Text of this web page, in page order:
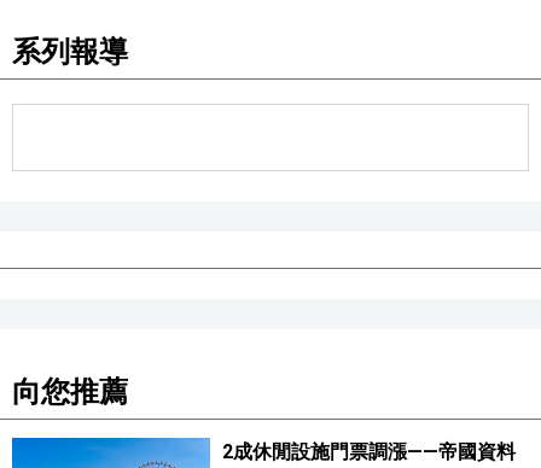
系列報導
向您推薦
2成休閒設施門票調漲——帝國資料